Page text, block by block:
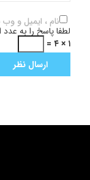
نام ، ایمیل و
لطفا پاسخ را به عدد
۱ × ۴ =